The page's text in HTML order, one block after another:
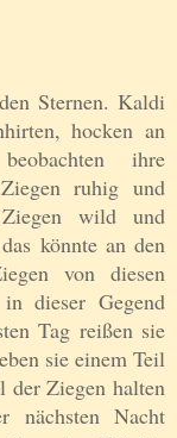
Sternen. Kaldi
hocken an
ihre
ruhig und
wild und
könnte an den
von diesen
dieser Gegend
Tag reißen sie
sie einem Teil
der Ziegen halten
nächsten Nacht